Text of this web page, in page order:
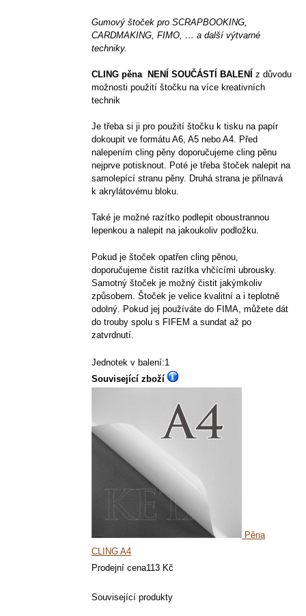
Gumový štoček pro SCRAPBOOKING,
CARDMAKING, FIMO, … a další výtvarné
techniky.
CLING pěna NENÍ SOUČÁSTÍ BALENÍ
z důvodu
možnosti použití štočku na více kreativních
technik
Je třeba si ji pro použití štočku k tisku na papír
dokoupit ve formátu A6, A5 nebo A4. Před
nalepením cling pěny doporučujeme cling pěnu
nejprve potisknout. Poté je třeba štoček nalepit na
samolepící stranu pěny. Druhá strana je přilnavá
k akrylátovému bloku.
Také je možné razítko podlepit oboustrannou
lepenkou a nalepit na jakoukoliv podložku.
Pokud je štoček opatřen cling pěnou,
doporučujeme čistit razítka vhčícími ubrousky.
Samotný štoček je možný čistit jakýmkoliv
způsobem. Štoček je velice kvalitní a i teplotně
odolný. Pokud jej používáte do FIMA, můžete dát
do trouby spolu s FIFEM a sundat až po
zatvrdnutí.
Jednotek v balení:1
Související zboží
Pěna
CLING A4
Prodejní cena113 Kč
Související produkty